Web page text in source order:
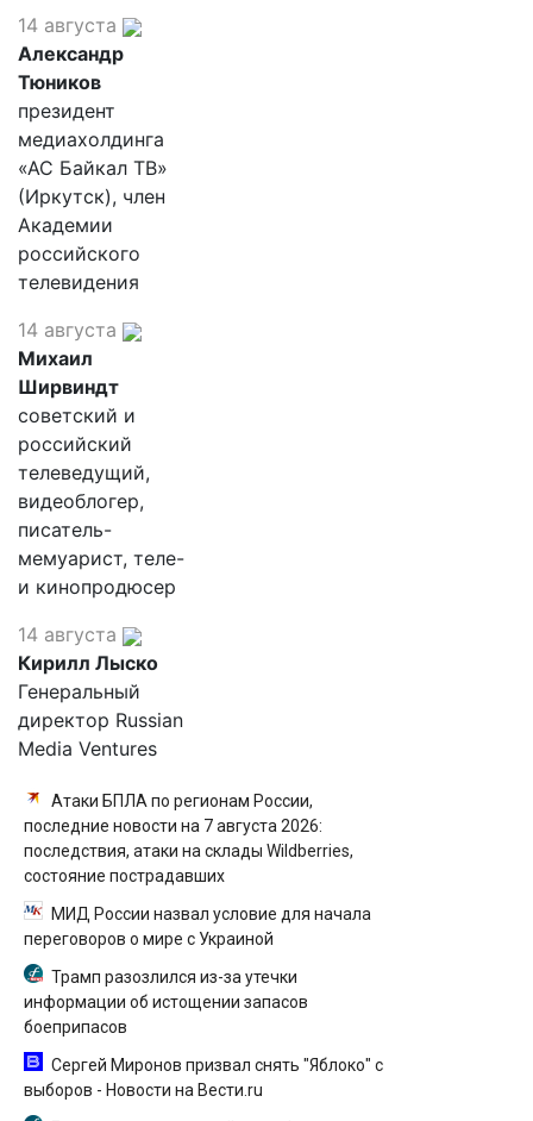
14 августа
Александр
Тюников
президент
медиахолдинга
«АС Байкал ТВ»
(Иркутск), член
Академии
российского
телевидения
14 августа
Михаил
Ширвиндт
советский и
российский
телеведущий,
видеоблогер,
писатель-
мемуарист, теле-
и кинопродюсер
14 августа
Кирилл Лыско
Генеральный
директор Russian
Media Ventures
Атаки БПЛА по регионам России,
последние новости на 7 августа 2026:
последствия, атаки на склады Wildberries,
состояние пострадавших
МИД России назвал условие для начала
переговоров о мире с Украиной
Трамп разозлился из-за утечки
информации об истощении запасов
боеприпасов
Сергей Миронов призвал снять "Яблоко" с
выборов - Новости на Вести.ru